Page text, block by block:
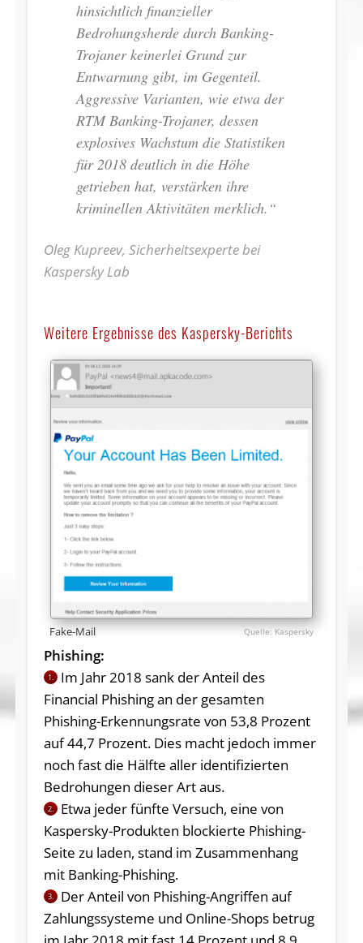
hinsichtlich finanzieller
Bedrohungsherde durch Banking-
Trojaner keinerlei Grund zur
Entwarnung gibt, im Gegenteil.
Aggressive Varianten, wie etwa der
RTM Banking-Trojaner, dessen
explosives Wachstum die Statistiken
für 2018 deutlich in die Höhe
getrieben hat, verstärken ihre
kriminellen Aktivitäten merklich.“
Oleg Kupreev, Sicherheitsexperte bei
Kaspersky Lab
Weitere Ergebnisse des Kaspersky-Berichts
Fake-Mail Kaspersky
Phishing:
1.
Im Jahr 2018 sank der Anteil des
Financial Phishing an der gesamten
Phishing-Erkennungsrate von 53,8 Prozent
auf 44,7 Prozent. Dies macht jedoch immer
noch fast die Hälfte aller identifizierten
Bedrohungen dieser Art aus.
2.
Etwa jeder fünfte Versuch, eine von
Kaspersky-Produkten blockierte Phishing-
Seite zu laden, stand im Zusammenhang
mit Banking-Phishing.
3.
Der Anteil von Phishing-Angriffen auf
Zahlungssysteme und Online-Shops betrug